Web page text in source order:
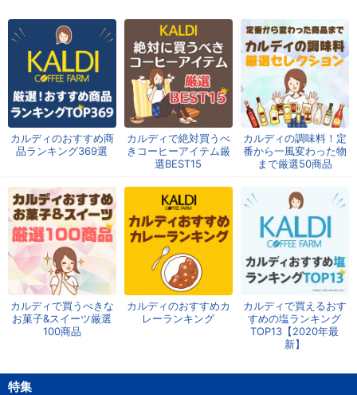
カルディのおすすめ商
品ランキング369選
カルディで絶対買うべ
きコーヒーアイテム厳
選BEST15
カルディの調味料！定
番から一風変わった物
まで厳選50商品
カルディで買うべきな
お菓子&スイーツ厳選
100商品
カルディのおすすめカ
レーランキング
カルディで買えるおす
すめの塩ランキング
TOP13【2020年最
新】
特集